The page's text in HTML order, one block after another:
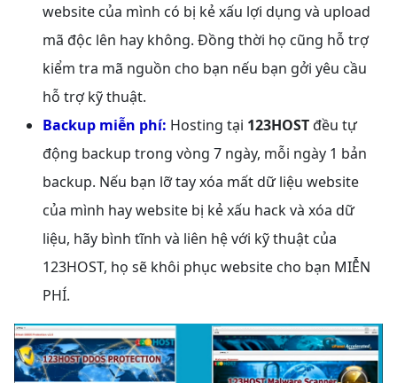
website của mình có bị kẻ xấu lợi dụng và upload
mã độc lên hay không. Đồng thời họ cũng hỗ trợ
kiểm tra mã nguồn cho bạn nếu bạn gởi yêu cầu
hỗ trợ kỹ thuật.
Backup miễn phí: Hosting tại 123HOSTđều tự
động backup trong vòng 7 ngày, mỗi ngày 1 bản
backup. Nếu bạn lỡ tay xóa mất dữ liệu website
của mình hay website bị kẻ xấu hack và xóa dữ
liệu, hãy bình tĩnh và liên hệ với kỹ thuật của
123HOST, họ sẽ khôi phục website cho bạn MIỄN
PHÍ.